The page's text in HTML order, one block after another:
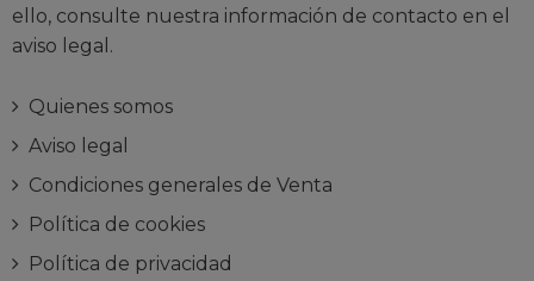
ello, consulte nuestra información de contacto en el
aviso legal.
Quienes somos
Aviso legal
Condiciones generales de Venta
Política de cookies
Política de privacidad